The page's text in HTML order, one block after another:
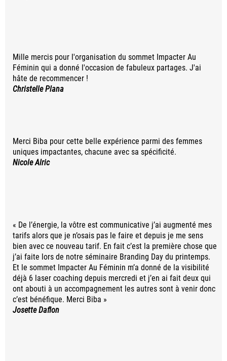
Mille mercis pour l'organisation du sommet Impacter Au
Féminin qui a donné l'occasion de fabuleux partages. J'ai
hâte de recommencer !
Christelle Plana
Merci Biba pour cette belle expérience parmi des femmes
uniques impactantes, chacune avec sa spécificité.
Nicole Alric
« De l’énergie, la vôtre est communicative j’ai augmenté mes
tarifs alors que je n’osais pas le faire et depuis je me sens
bien avec ce nouveau tarif. En fait c’est la première chose que
j’ai faite lors de notre séminaire Branding Day du printemps.
Et le sommet Impacter Au Féminin m’a donné de la visibilité
déjà 6 laser coaching depuis mercredi et j’en ai fait deux qui
ont abouti à un accompagnement les autres sont à venir donc
c’est bénéfique. Merci Biba »
Josette Daflon